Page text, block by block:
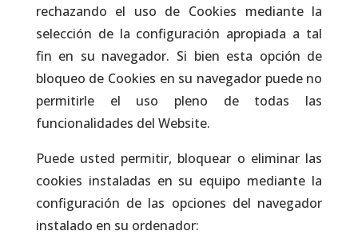
rechazando el uso de Cookies mediante la
selección de la configuración apropiada a tal
fin en su navegador. Si bien esta opción de
bloqueo de Cookies en su navegador puede no
permitirle el uso pleno de todas las
funcionalidades del Website.
Puede usted permitir, bloquear o eliminar las
cookies instaladas en su equipo mediante la
configuración de las opciones del navegador
instalado en su ordenador: